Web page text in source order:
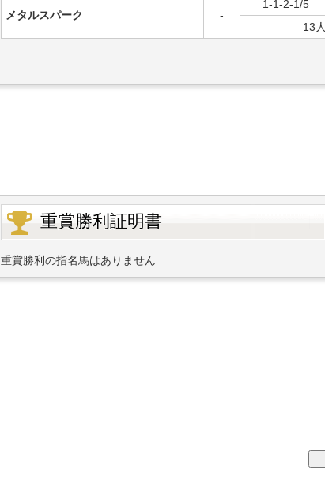
メタルスパーク -
1-1-2-1/5
13人
重賞勝利証明書
重賞勝利の指名馬はありません